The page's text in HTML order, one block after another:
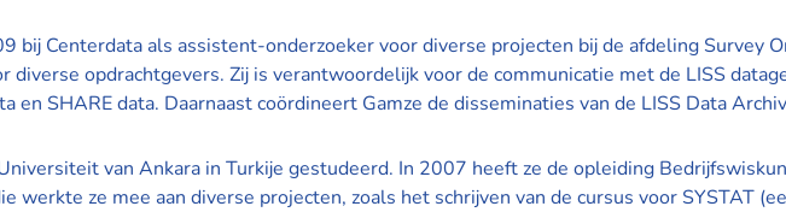
bij Centerdata als assistent-onderzoeker voor diverse projecten bij de afdeling Survey
diverse opdrachtgevers. Zij is verantwoordelijk voor de communicatie met de LISS
en SHARE data. Daarnaast coördineert Gamze de disseminaties van de LISS Data
van Ankara in Turkije gestudeerd. In 2007 heeft ze de opleiding
werkte ze mee aan diverse projecten, zoals het schrijven van de cursus voor SYSTAT